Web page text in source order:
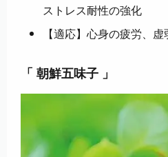
ストレス耐性の強化
【適応】心身の疲労、
「 朝鮮五味子 」